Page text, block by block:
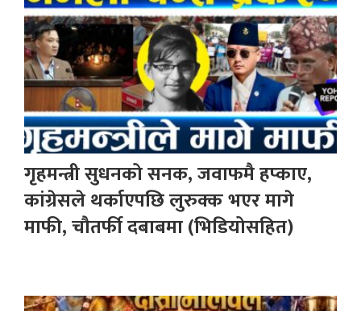
गृहमन्त्री सुधनको सनक, जवाफमै हप्काए,
कांग्रेसले थर्काएपछि लुरुक्क भएर मागे
माफी, चौतर्फी दबाबमा (भिडियोसहित)